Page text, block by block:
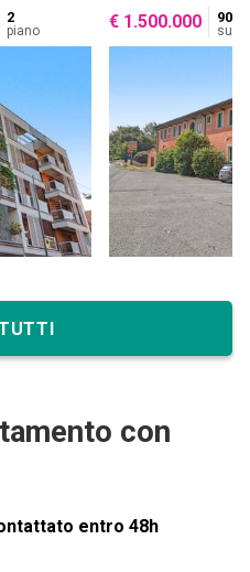
2
piano € 1.500.000 900
con
entro 48h